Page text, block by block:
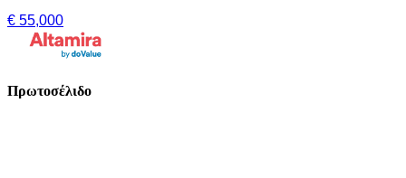
€ 55,000
Πρωτοσέλιδο